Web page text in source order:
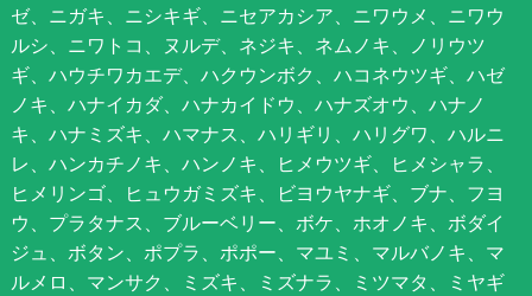
ゼ、ニガキ、ニシキギ、ニセアカシア、ニワウメ、ニワウ
ルシ、ニワトコ、ヌルデ、ネジキ、ネムノキ、ノリウツ
ギ、ハウチワカエデ、ハクウンボク、ハコネウツギ、ハゼ
ノキ、ハナイカダ、ハナカイドウ、ハナズオウ、ハナノ
キ、ハナミズキ、ハマナス、ハリギリ、ハリグワ、ハルニ
レ、ハンカチノキ、ハンノキ、ヒメウツギ、ヒメシャラ、
ヒメリンゴ、ヒュウガミズキ、ビヨウヤナギ、ブナ、フヨ
ウ、プラタナス、ブルーベリー、ボケ、ホオノキ、ボダイ
ジュ、ボタン、ポプラ、ポポー、マユミ、マルバノキ、マ
ルメロ、マンサク、ミズキ、ミズナラ、ミツマタ、ミヤギ